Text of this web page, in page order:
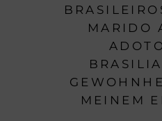
MARIDO
MEINEM